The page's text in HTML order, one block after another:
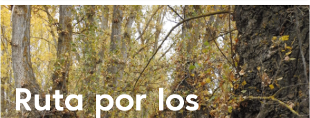
Ruta por los